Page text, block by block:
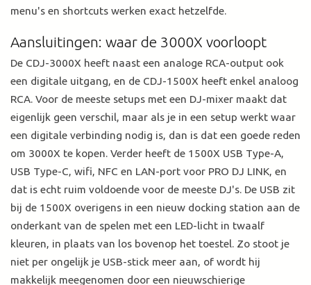
menu's en shortcuts werken exact hetzelfde.
Aansluitingen: waar de 3000X voorloopt
De CDJ-3000X heeft naast een analoge RCA-output ook
een digitale uitgang, en de CDJ-1500X heeft enkel analoog
RCA. Voor de meeste setups met een DJ-mixer maakt dat
eigenlijk geen verschil, maar als je in een setup werkt waar
een digitale verbinding nodig is, dan is dat een goede reden
om 3000X te kopen. Verder heeft de 1500X USB Type-A,
USB Type-C, wifi, NFC en LAN-port voor PRO DJ LINK, en
dat is echt ruim voldoende voor de meeste DJ's. De USB zit
bij de 1500X overigens in een nieuw docking station aan de
onderkant van de spelen met een LED-licht in twaalf
kleuren, in plaats van los bovenop het toestel. Zo stoot je
niet per ongelijk je USB-stick meer aan, of wordt hij
makkelijk meegenomen door een nieuwschierige